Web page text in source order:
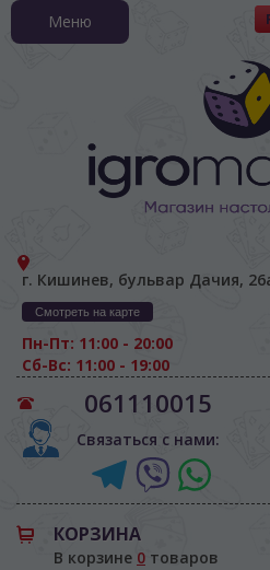
г. Кишинев, бульвар Дачия,
Смотреть на карте
Пн-Пт: 11:00 - 20:00
Сб-Вс: 11:00 - 19:00
061110015
Связаться с нами:
КОРЗИНА
В корзине 0 товаров
Меню